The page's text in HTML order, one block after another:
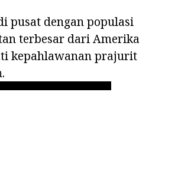
pusat dengan populasi
terbesar dari Amerika
kepahlawanan prajurit